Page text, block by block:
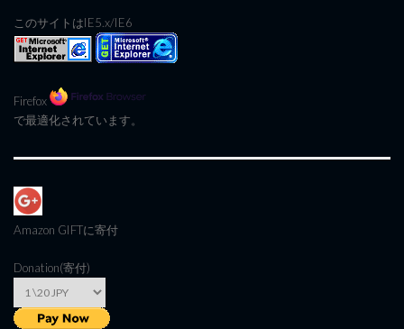
このサイトはIE5.x/IE6
Firefox
で最適化されています。
Amazon GIFTに寄付
Donation(寄付)